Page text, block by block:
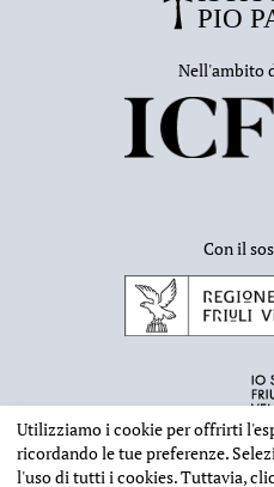
Nell'ambito
Con il
Utilizziamo i cookie per offrirti
ricordando le tue preferenze.
l'uso di tutti i cookies. Tuttavia,